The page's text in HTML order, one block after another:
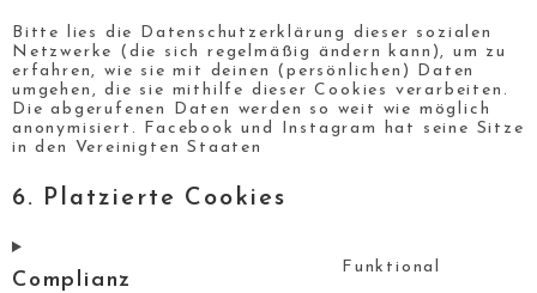
Bitte lies die Datenschutzerklärung dieser sozialen
Netzwerke (die sich regelmäßig ändern kann), um zu
erfahren, wie sie mit deinen (persönlichen) Daten
umgehen, die sie mithilfe dieser Cookies verarbeiten.
Die abgerufenen Daten werden so weit wie möglich
anonymisiert. Facebook und Instagram hat seine Sitze
in den Vereinigten Staaten
6. Platzierte Cookies
Complianz
Funktional